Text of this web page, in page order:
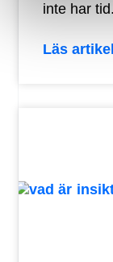
inte har
Läs